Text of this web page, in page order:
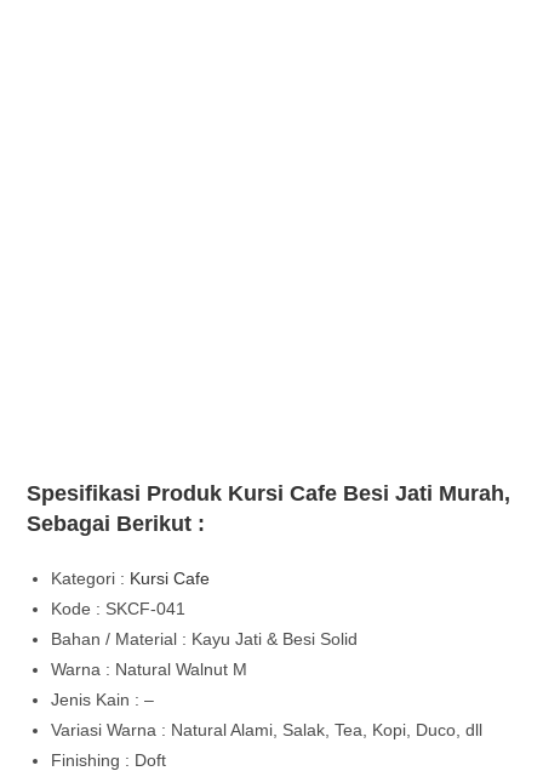
Spesifikasi Produk Kursi Cafe Besi Jati Murah,
Sebagai Berikut :
Kategori : Kursi Cafe
Kode : SKCF-041
Bahan / Material : Kayu Jati & Besi Solid
Warna : Natural Walnut M
Jenis Kain : –
Variasi Warna : Natural Alami, Salak, Tea, Kopi, Duco, dll
Finishing : Doft